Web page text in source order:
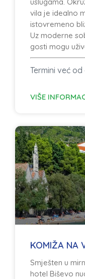
vila je idealno
istovremeno
Uz moderne
gosti mogu
Termini već
VIŠE
KOMIŽA NA
Smješten u
hotel Biševo